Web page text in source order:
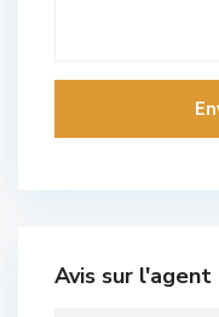
Avis sur l'agent